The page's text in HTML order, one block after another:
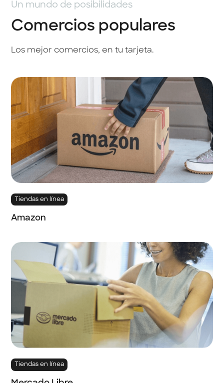
Un mundo de posibilidades
Comercios populares
Los mejor comercios, en tu tarjeta.
Tiendas en línea
Amazon
Tiendas en línea